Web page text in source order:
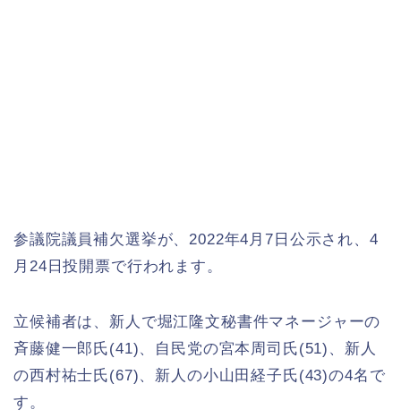
参議院議員補欠選挙が、2022年4月7日公示され、4
月24日投開票で行われます。
立候補者は、新人で堀江隆文秘書件マネージャーの
斉藤健一郎氏(41)、自民党の宮本周司氏(51)、新人
の西村祐士氏(67)、新人の小山田経子氏(43)の4名で
す。